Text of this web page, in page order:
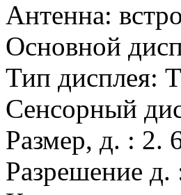
Антенна:
Основной
Тип дисплея:
Сенсорный
Размер, д. : 2.
Разрешение